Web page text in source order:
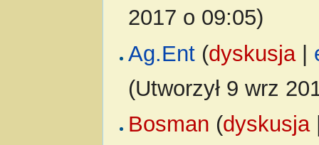
2017 o 09:05)
Ag.Ent (dyskusja|
(Utworzył 9 wrz
Bosman (dyskusja